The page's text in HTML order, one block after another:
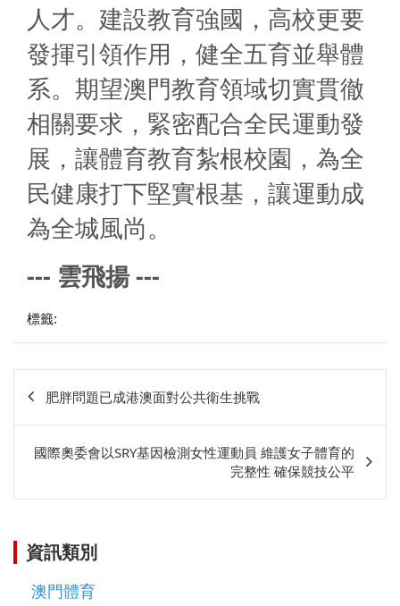
人才。建設教育強國，高校更要
發揮引領作用，健全五育並舉體
系。期望澳門教育領域切實貫徹
相關要求，緊密配合全民運動發
展，讓體育教育紮根校園，為全
民健康打下堅實根基，讓運動成
為全城風尚。
--- 雲飛揚---
標籤:
章
肥胖問題已成港澳面對公共衛生挑戰
國際奧委會以SRY基因檢測女性運動員 維護女子體育的
完整性 確保競技公平
資訊類別
澳門體育